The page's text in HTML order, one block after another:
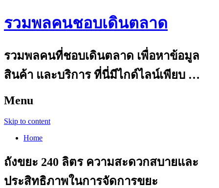
รวมพลคนชอบเดินตลาด
รวมพลคนที่ชอบเดินตลาด เพื่อหาข้อมูล
สินค้า และบริการ ที่นี่มีไกด์ไลน์เพียบ …
Menu
Skip to content
Home
ถังขยะ 240 ลิตร ความสะดวกสบายและ
ประสิทธิภาพในการจัดการขยะ